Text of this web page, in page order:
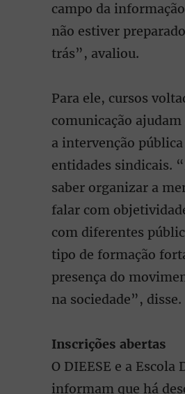
campo da
não estiver
trás”, avaliou.
Para ele, cursos
comunicação
a intervenção pública
entidades sindicais.
saber organizar a
falar com
com diferentes
tipo de formação
presença do
na sociedade”, disse.
Inscrições abertas
O DIEESE e a Escola
informam que há